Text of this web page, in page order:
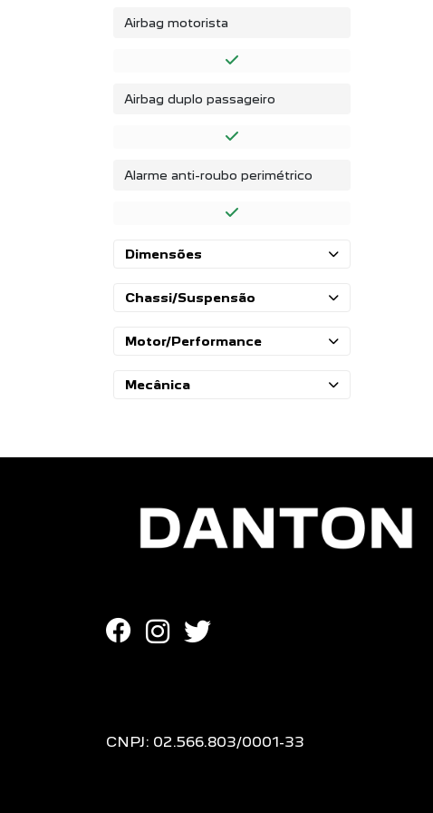
Airbag motorista
Airbag duplo passageiro
Alarme anti-roubo perimétrico
Dimensões
Chassi/Suspensão
Motor/Performance
Mecânica
CNPJ: 02.566.803/0001-33